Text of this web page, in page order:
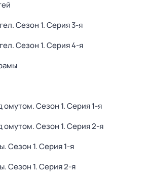
. Сезон 1. Серия 3-я
. Сезон 1. Серия 4-я
омутом. Сезон 1. Серия 1-я
омутом. Сезон 1. Серия 2-я
. Сезон 1. Серия 1-я
. Сезон 1. Серия 2-я